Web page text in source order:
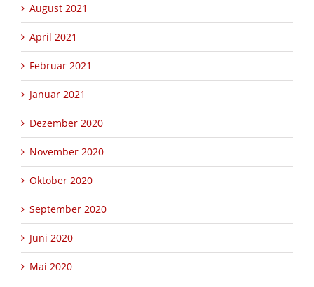
August 2021
April 2021
Februar 2021
Januar 2021
Dezember 2020
November 2020
Oktober 2020
September 2020
Juni 2020
Mai 2020